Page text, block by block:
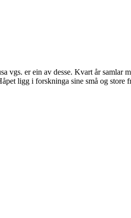
vgs. er ein av desse. Kvart år samlar
ligg i forskninga sine små og store